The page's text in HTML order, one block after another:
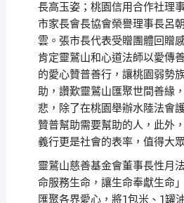
長高玉姿；桃園信用合作社理
市家長會長協會榮譽理事長呂
雲。張市長代表受贈團體回贈
肯定靈鷲山和心道法師以愛傳
的愛心贊普善行，讓桃園弱勢
助，讚歎靈鷲山匯聚世間善緣
悲，除了在桃園舉辦水陸法會
贊普幫助需要幫助的人，此外
義行更是社會的表率，值得大
靈鷲山慈善基金會董事長性月
命服務生命，讓生命奉獻生命
匯聚各界愛心，將1包米、1罐